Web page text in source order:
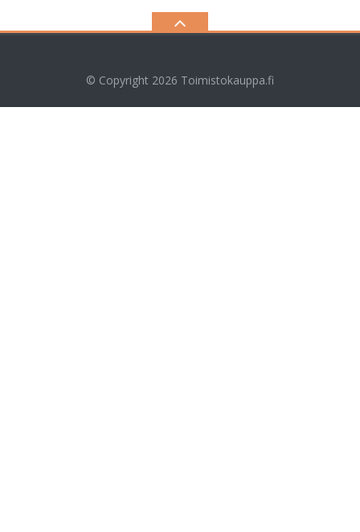
© Copyright 2026 Toimistokauppa.fi